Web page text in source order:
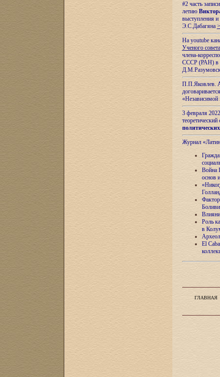
#2 часть
летию
выступления
Э.С.Дабагяна
На youtube
Ученого
члена-
СССР (РАН) в
П.П.Яковлев.
«Независимой
3 февраля
теоретический
Журнал
Война
основ
Роль
в
El
ГЛАВНАЯ